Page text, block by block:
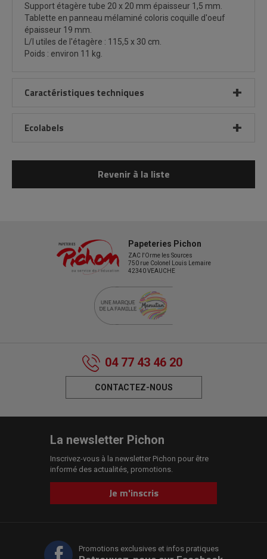
Support étagère tube 20 x 20 mm épaisseur 1,5 mm.
Tablette en panneau mélaminé coloris coquille d'oeuf
épaisseur 19 mm.
L/l utiles de l'étagère : 115,5 x 30 cm.
Poids : environ 11 kg.
Caractéristiques techniques
Ecolabels
Revenir à la liste
Papeteries Pichon
ZAC l'Orme les Sources
750 rue Colonel Louis Lemaire
42340 VEAUCHE
04 77 43 46 20
CONTACTEZ-NOUS
La newsletter Pichon
Inscrivez-vous à la newsletter Pichon pour être
informé des actualités, promotions.
Je m'inscris
Promotions exclusives et infos pratiques